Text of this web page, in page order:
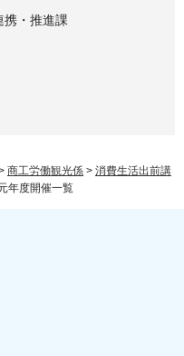
携・推進課
商工労働観光係 > 消費生活出前講
年度開催一覧